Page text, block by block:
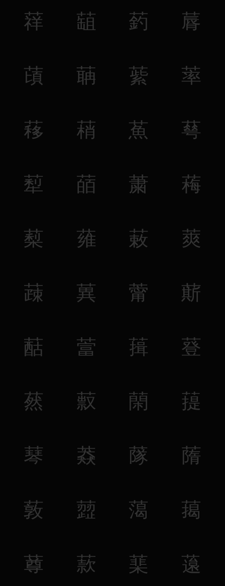
䔗 䔘 䔙 䔚
䔛 䔜 䔝 䔞
䔟 䔠 䔡 䔢
䔣 䔤 䔥 䔦
䔧 䔨 䔩 䔪
䔫 䔬 䔭 䔮
䔯 䔰 䔱 䔲
䔳 䔴 䔵 䔶
䔷 䔸 䔹 䔺
䔻 䔼 䔽 䔾
䔿 䕀 䕁 䕂